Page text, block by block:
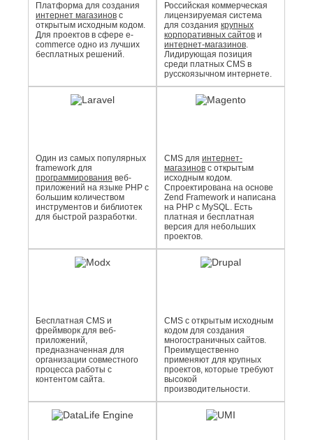
Платформа для создания
интернет магазинов с
открытым исходным кодом.
Для проектов в сфере e-
commerce одно из лучших
бесплатных решений.
Российская коммерческая
лицензируемая система
для создания крупных
корпоративных сайтов и
интернет-магазинов.
Лидирующая позиция
среди платных CMS в
русскоязычном интернете.
Один из самых популярных
framework для
программирования веб-
приложений на языке PHP с
большим количеством
инструментов и библиотек
для быстрой разработки.
CMS для интернет-
магазинов с открытым
исходным кодом.
Спроектирована на основе
Zend Framework и написана
на PHP с MySQL. Есть
платная и бесплатная
версия для небольших
проектов.
Бесплатная CMS и
фреймворк для веб-
приложений,
предназначенная для
организации совместного
процесса работы с
контентом сайта.
CMS с открытым исходным
кодом для создания
многостраничных сайтов.
Преимущественно
применяют для крупных
проектов, которые требуют
высокой
производительности.